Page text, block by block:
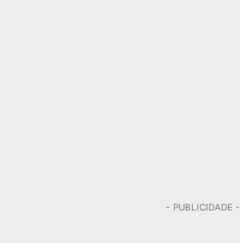
- PUBLICIDADE -